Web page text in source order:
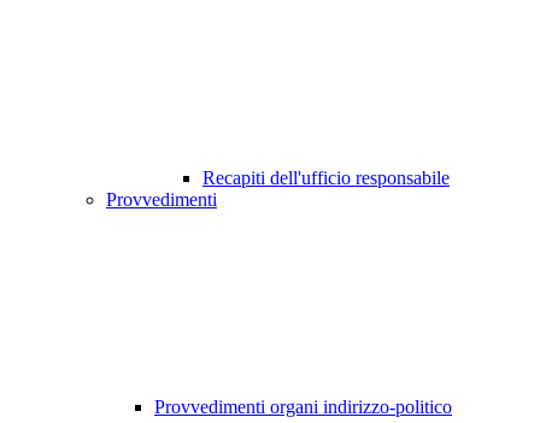
Recapiti dell'ufficio responsabile
Provvedimenti
Provvedimenti organi indirizzo-politico